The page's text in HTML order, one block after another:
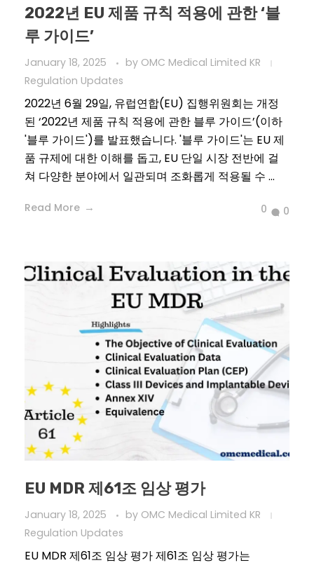
2022년 EU 제품 규칙 적용에 관한 ‘블
루 가이드’
January 18, 2025 by OMC Medical Limited KR
Regulation Updates
2022년 6월 29일, 유럽연합(EU) 집행위원회는 개정
된 ‘2022년 제품 규칙 적용에 관한 블루 가이드’(이하
'블루 가이드')를 발표했습니다. '블루 가이드'는 EU 제
품 규제에 대한 이해를 돕고, EU 단일 시장 전반에 걸
쳐 다양한 분야에서 일관되며 조화롭게 적용될 수 ...
Read More 0 0
EU MDR 제61조 임상 평가
January 18, 2025 by OMC Medical Limited KR
Regulation Updates
EU MDR 제61조 임상 평가 제61조 임상 평가는